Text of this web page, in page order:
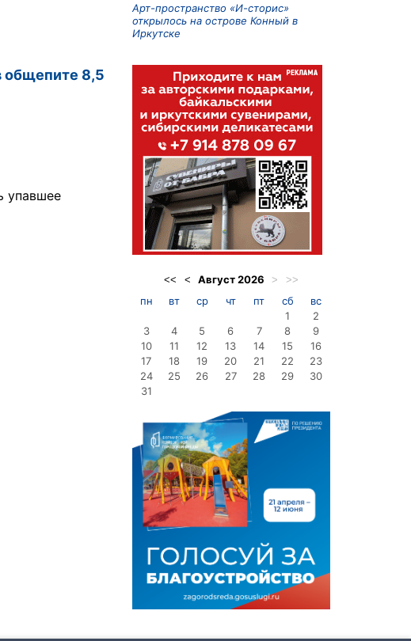
общепите 8,5
упавшее
Арт-пространство «И-сторис»
открылось на острове Конный в
Иркутске
<< < Август2026 > >>
пн вт ср чт пт сб
вс
1
2
3
4 5 6 7 8
9
10
11 12 13 14 15
16
17
18 19 20 21 22
23
24
25 26 27 28 29
30
31